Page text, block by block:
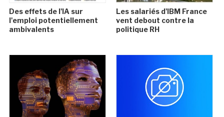
Des effets de l'IA sur
l'emploi potentiellement
ambivalents
Les salariés d'IBM France
vent debout contre la
politique RH